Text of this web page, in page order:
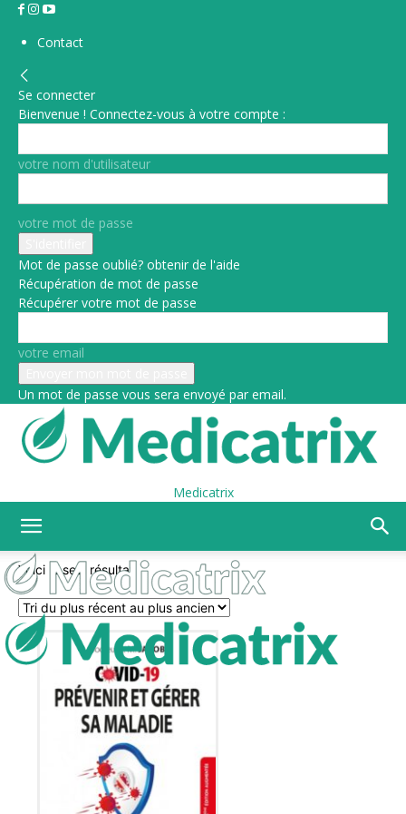
Contact
Se connecter
Bienvenue ! Connectez-vous à votre compte :
votre nom d'utilisateur
votre mot de passe
Mot de passe oublié? obtenir de l'aide
Récupération de mot de passe
Récupérer votre mot de passe
votre email
Un mot de passe vous sera envoyé par email.
Medicatrix
Voici le seul résultat